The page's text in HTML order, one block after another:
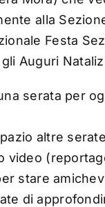
alla
Festa
Auguri
serata per
altre
stare
di